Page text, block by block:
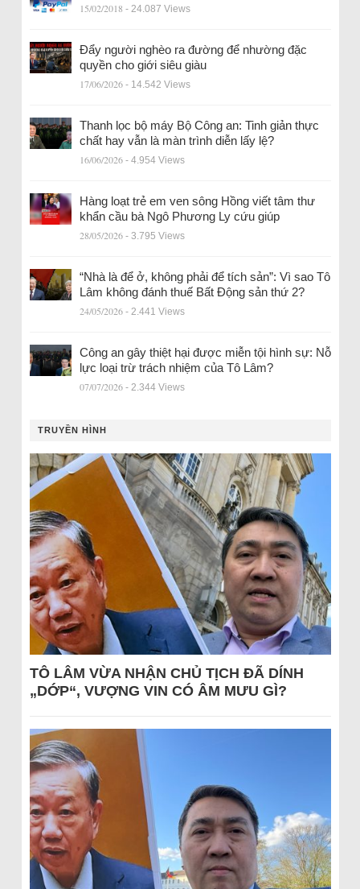
15/02/2018 - 24.087 Views
Đẩy người nghèo ra đường để nhường đặc
quyền cho giới siêu giàu
17/06/2026 - 14.542 Views
Thanh lọc bộ máy Bộ Công an: Tinh giản thực
chất hay vẫn là màn trình diễn lấy lệ?
16/06/2026 - 4.954 Views
Hàng loạt trẻ em ven sông Hồng viết tâm thư
khẩn cầu bà Ngô Phương Ly cứu giúp
28/05/2026 - 3.795 Views
“Nhà là để ở, không phải để tích sản”: Vì sao Tô
Lâm không đánh thuế Bất Động sản thứ 2?
24/05/2026 - 2.441 Views
Công an gây thiệt hại được miễn tội hình sự: Nỗ
lực loại trừ trách nhiệm của Tô Lâm?
07/07/2026 - 2.344 Views
TRUYỀN HÌNH
TÔ LÂM VỪA NHẬN CHỦ TỊCH ĐÃ DÍNH
„DỚP“, VƯỢNG VIN CÓ ÂM MƯU GÌ?